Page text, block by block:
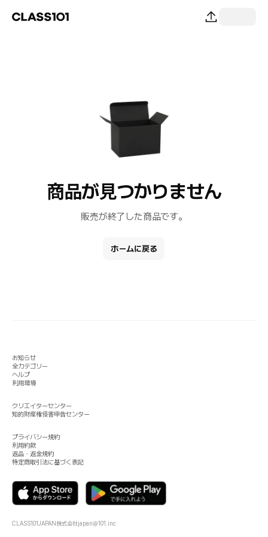
商品が見つかりません
販売が終了した商品です。
ホームに戻る
お知らせ
全カテゴリー
ヘルプ
利用環境
クリエイターセンター
知的財産権侵害申告センター
プライバシー規約
利用約款
返品・返金規約
特定商取引法に基づく表記
CLASS101JAPAN株式会社japan@101.inc